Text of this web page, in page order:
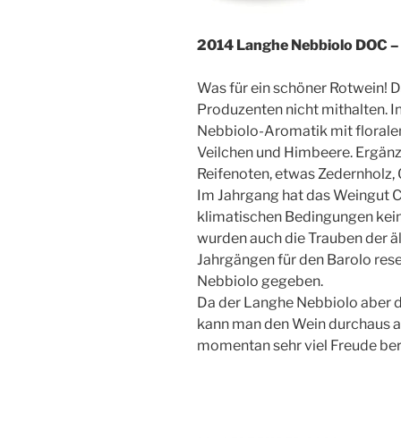
2014 Langhe Nebbiolo DOC
Was für ein schöner Rotwein!
Produzenten nicht mithalten.
Nebbiolo-Aromatik mit
Veilchen und Himbeere.
Reifenoten, etwas
Im Jahrgang hat das Weingut
klimatischen Bedingungen
wurden auch die Trauben der
Jahrgängen für den Barolo
Nebbiolo gegeben.
Da der Langhe Nebbiolo aber
kann man den Wein durchaus
momentan sehr viel Freude